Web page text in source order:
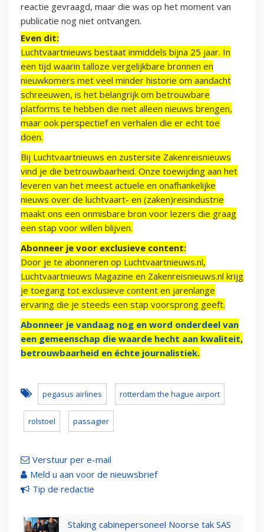
reactie gevraagd, maar die was op het moment van
publicatie nog niet ontvangen.
Even dit:
Luchtvaartnieuws bestaat inmiddels bijna 25 jaar. In
een tijd waarin talloze vergelijkbare bronnen en
nieuwkomers met veel minder historie om aandacht
schreeuwen, is het belangrijk om betrouwbare
platforms te hebben die niet alleen nieuws brengen,
maar ook perspectief en verhalen die er echt toe
doen.
Bij Luchtvaartnieuws en zustersite Zakenreisnieuws
vind je die betrouwbaarheid. Onze toewijding aan het
leveren van het meest actuele en onafhankelijke
nieuws over de luchtvaart- en (zaken)reisindustrie
maakt ons een onmisbare bron voor lezers die graag
een stap voor willen blijven.
Abonneer je voor exclusieve content:
Door je te abonneren op Luchtvaartnieuws.nl,
Luchtvaartnieuws Magazine en Zakenreisnieuws.nl krijg
je toegang tot exclusieve content en jarenlange
ervaring die je steeds een stap voorsprong geeft.
Abonneer je vandaag nog en word onderdeel van
een gemeenschap die waarde hecht aan kwaliteit,
betrouwbaarheid en échte journalistiek.
pegasus airlines rotterdam the hague airport
rolstoel passagier
Verstuur per e-mail
Meld u aan voor de nieuwsbrief
Tip de redactie
Staking cabinepersoneel Noorse tak SAS